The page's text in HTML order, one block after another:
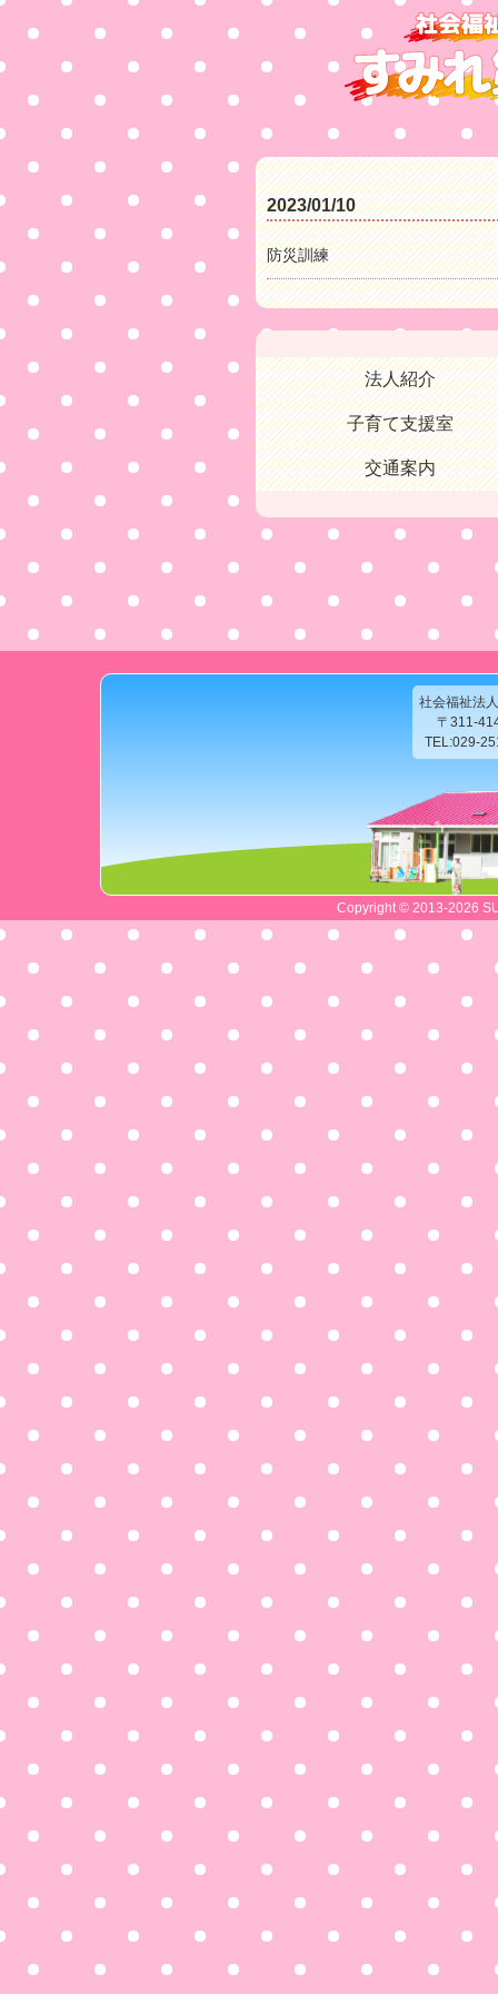
2023/01/10
防災訓練
法人紹介
子育て支援室
交通案内
社会福祉法
〒311-
TEL:029-
Copyright © 2013-2026